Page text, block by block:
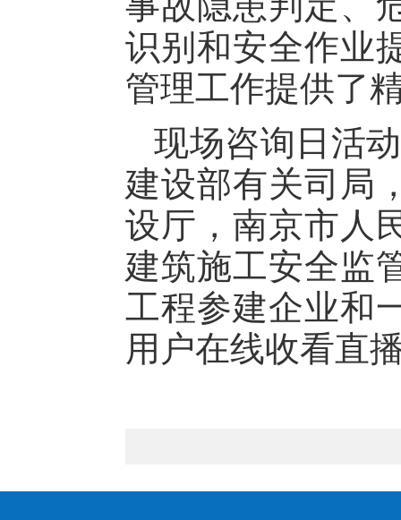
识别和安全作业
管理工作提供了
现场咨询日活
建设部有关司局
设厅，南京市人
建筑施工安全监
工程参建企业和
用户在线收看直